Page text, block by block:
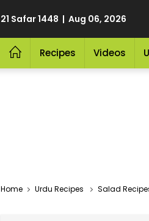
21 Safar 1448 | Aug 06, 2026
Recipes Videos
Home Urdu Recipes Salad